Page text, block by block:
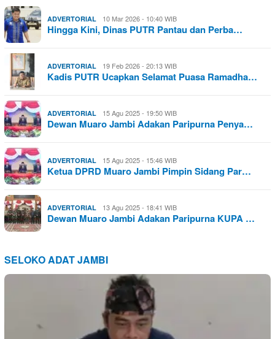
ADVERTORIAL 10 Mar 2026 - 10:40 WIB
Hingga Kini, Dinas PUTR Pantau dan Perba…
ADVERTORIAL 19 Feb 2026 - 20:13 WIB
Kadis PUTR Ucapkan Selamat Puasa Ramadha…
ADVERTORIAL 15 Agu 2025 - 19:50 WIB
Dewan Muaro Jambi Adakan Paripurna Penya…
ADVERTORIAL 15 Agu 2025 - 15:46 WIB
Ketua DPRD Muaro Jambi Pimpin Sidang Par…
ADVERTORIAL 13 Agu 2025 - 18:41 WIB
Dewan Muaro Jambi Adakan Paripurna KUPA …
SELOKO ADAT JAMBI